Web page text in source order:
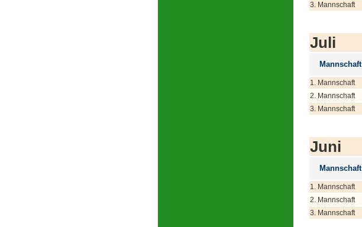
3. Mannschaft
Juli
Mannschaft
1. Mannschaft
2. Mannschaft
3. Mannschaft
Juni
Mannschaft
1. Mannschaft
2. Mannschaft
3. Mannschaft